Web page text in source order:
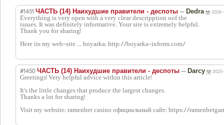
#1451 ЧАСТЬ (14) Наихудшие правители - деспоты — Dedra
Everything is very open with a very clear descripption oof the
issues. It was definitely informative. Your site is extremely helpful.
Thank you for sharing!
Here iis my web-site ... boyarka: http://boyarka-inform.com/
#1450 ЧАСТЬ (14) Наихудшие правители - деспоты — Darcy
Greetings! Very helpful advice within this article!
It's the little changes that produce the largest changes.
Thanks a lot for sharing!
Visit my website: ramenbet casino официальный сайт: https://